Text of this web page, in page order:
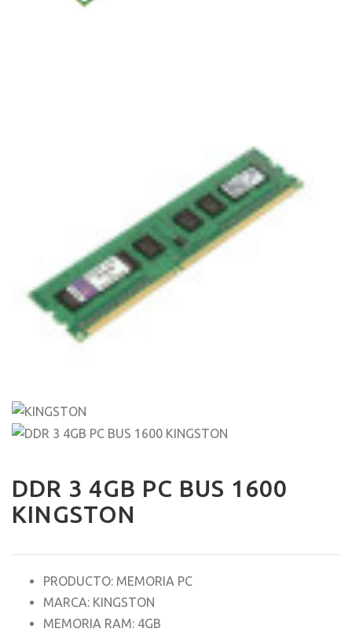
DDR 3 4GB PC BUS 1600
KINGSTON
PRODUCTO: MEMORIA PC
MARCA: KINGSTON
MEMORIA RAM: 4GB